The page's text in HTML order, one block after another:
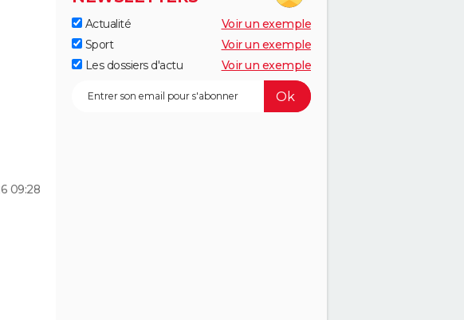
09:28
Actualité
Voir un exemple
Sport
Voir un exemple
Les dossiers d'actu
Voir un exemple